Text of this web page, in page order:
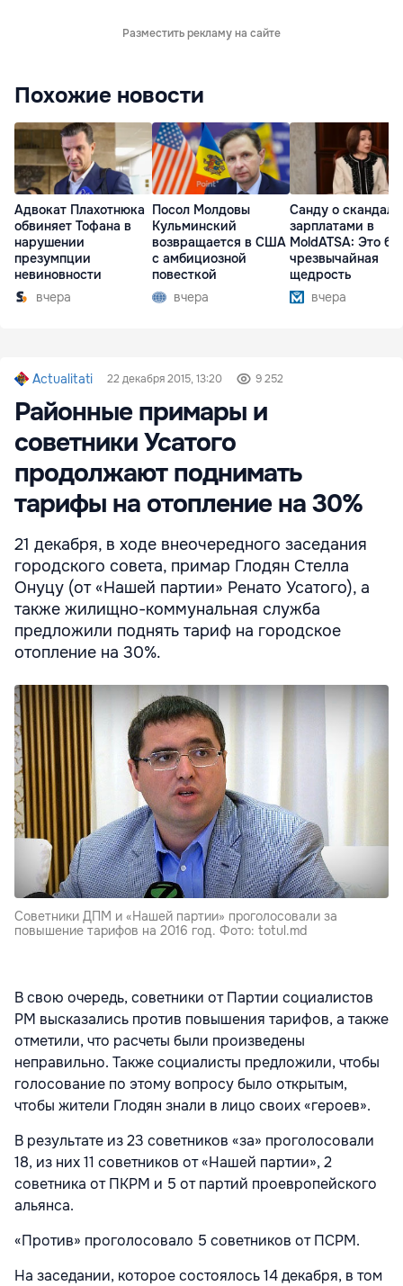
Разместить рекламу на сайте
Похожие новости
Адвокат Плахотнюка
обвиняет Тофана в
нарушении
презумпции
невиновности
вчера
Посол Молдовы
Кульминский
возвращается в США
с амбициозной
повесткой
вчера
Санду о
зарплатами в
MoldATSA: Это
чрезвычайная
щедрость
вчера
Actualitati 22 декабря 2015, 13:20 9 252
Районные примары и
советники Усатого
продолжают поднимать
тарифы на отопление на 30%
21 декабря, в ходе внеочередного заседания
городского совета, примар Глодян Стелла
Онуцу (от «Нашей партии» Ренато Усатого), а
также жилищно-коммунальная служба
предложили поднять тариф на городское
отопление на 30%.
Советники ДПМ и «Нашей партии» проголосовали за
повышение тарифов на 2016 год. Фото: totul.md
В свою очередь, советники от Партии социалистов
РМ высказались против повышения тарифов, а также
отметили, что расчеты были произведены
неправильно. Также социалисты предложили, чтобы
голосование по этому вопросу было открытым,
чтобы жители Глодян знали в лицо своих «героев».
В результате из 23 советников «за» проголосовали
18, из них 11 советников от «Нашей партии», 2
советника от ПКРМ и 5 от партий проевропейского
альянса.
«Против» проголосовало 5 советников от ПСРМ.
На заседании, которое состоялось 14 декабря, в том